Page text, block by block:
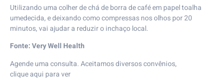
Utilizando uma colher de chá de borra de café em papel toalha
umedecida, e deixando como compressas nos olhos por 20
minutos, vai ajudar a reduzir o inchaço local.
Fonte:Very Well Health
Agende uma consulta. Aceitamos diversos convênios,
cliqueaqui para ver